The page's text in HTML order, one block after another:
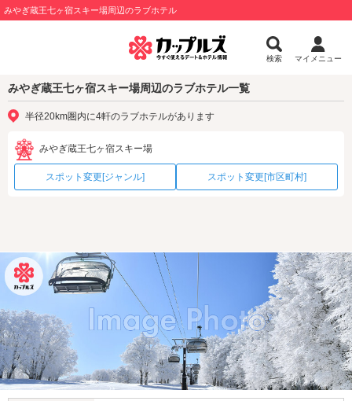
みやぎ蔵王七ヶ宿スキー場周辺のラブホテル
検索 マイメニュー
みやぎ蔵王七ヶ宿スキー場周辺のラブホテル一覧
半径20km圏内に4軒のラブホテルがあります
みやぎ蔵王七ヶ宿スキー場
スポット変更[ジャンル] スポット変更[市区町村]